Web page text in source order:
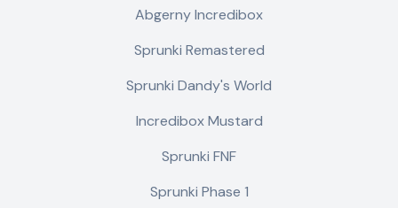
Abgerny Incredibox
Sprunki Remastered
Sprunki Dandy's World
Incredibox Mustard
Sprunki FNF
Sprunki Phase 1